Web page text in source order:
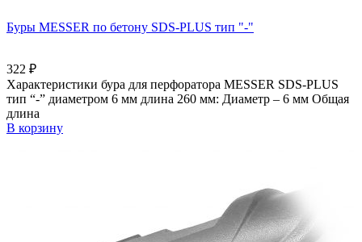
Буры MESSER по бетону SDS-PLUS тип "-"
322 ₽
Характеристики бура для перфоратора MESSER SDS-PLUS
тип “-” диаметром 6 мм длина 260 мм: Диаметр – 6 мм Общая
длина
В корзину